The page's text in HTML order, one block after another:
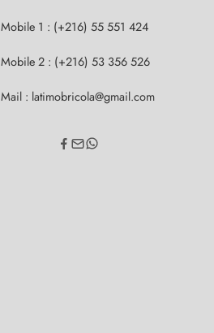
Mobile 1 : (+216) 55 551 424
Mobile 2 : (+216) 53 356 526
Mail : latimobricola@gmail.com